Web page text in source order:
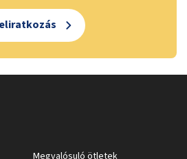
Megvalósuló ötletek